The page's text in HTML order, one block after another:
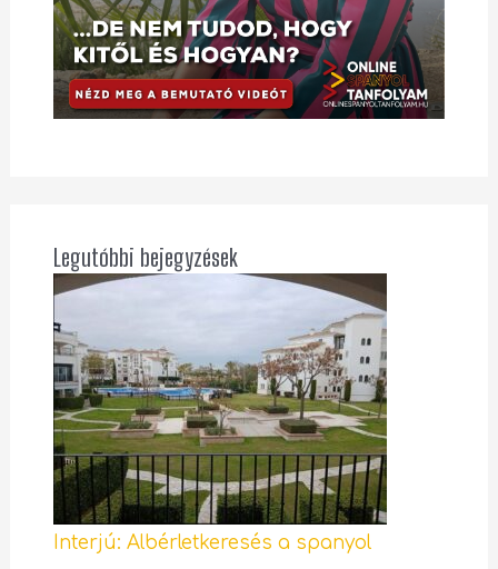
Legutóbbi bejegyzések
Interjú: Albérletkeresés a spanyol